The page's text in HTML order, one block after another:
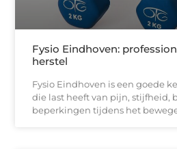
Fysio Eindhoven:
herstel
Fysio Eindhoven is een goede
die last heeft van pijn, stijfheid,
beperkingen tijdens het